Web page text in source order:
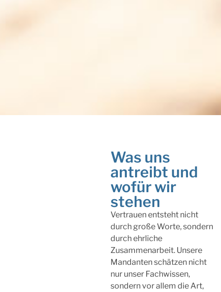
Was uns
antreibt und
wofür wir
stehen
Vertrauen entsteht nicht
durch große Worte, sondern
durch ehrliche
Zusammenarbeit. Unsere
Mandanten schätzen nicht
nur unser Fachwissen,
sondern vor allem die Art,